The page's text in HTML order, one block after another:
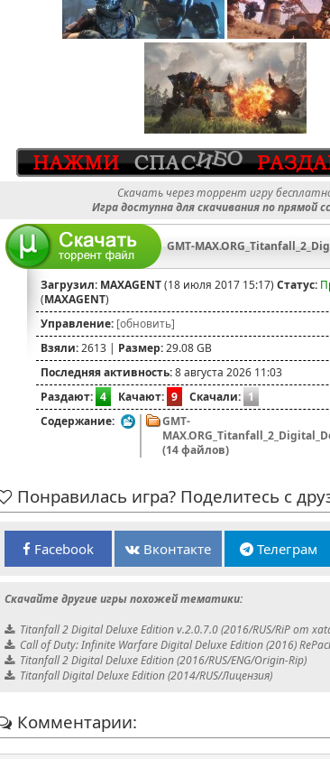
Скачать через торрент игру
Игра доступна для скачивания по прямой
Загрузил: MAXAGENT(18 июля 2017 15:17) Статус:
(MAXAGENT)
Управление: [обновить]
Взяли:2613 | Размер:29.08 GB
Последняя активность:8 августа 2026 11:03
Раздают: 4 Качают: 9 Скачали: 1
Содержание:
GMT-
(14 файлов)
Понравилась игра? Поделитесь с
Facebook Вконтакте Телеграм
Скачайте другие игры похожей тематики:
Titanfall 2 Digital Deluxe Edition v.2.0.7.0 (2016/RUS/RiP от
Call of Duty: Infinite Warfare Digital Deluxe Edition (2016)
Titanfall 2 Digital Deluxe Edition (2016/RUS/ENG/Origin-Rip)
Titanfall Digital Deluxe Edition (2014/RUS/Лицензия)
Комментарии: